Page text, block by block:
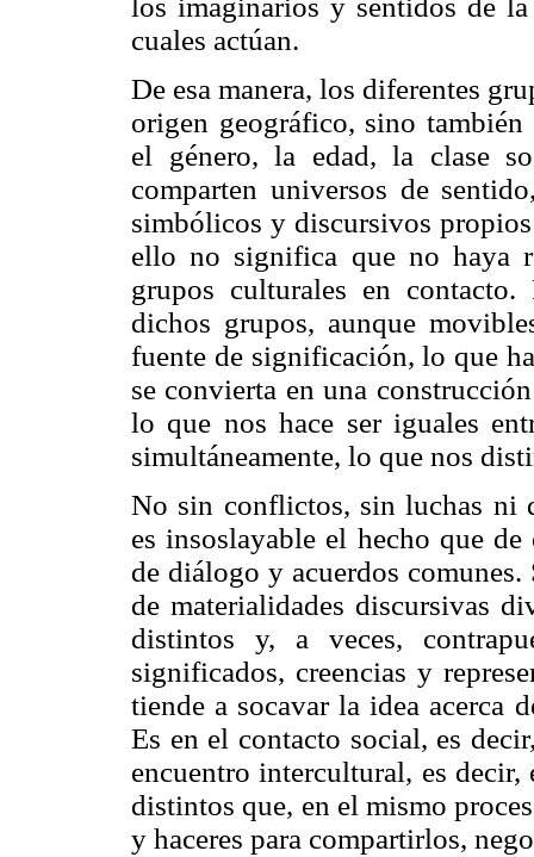
cuales actúan.
De esa manera, los diferentes
origen geográfico, sino
el género, la edad, la clase
comparten universos de
simbólicos y discursivos
ello no significa que no haya
grupos culturales en contacto.
dichos grupos, aunque
fuente de significación, lo que
se convierta en una
lo que nos hace ser iguales
simultáneamente, lo que nos
No sin conflictos, sin luchas ni
es insoslayable el hecho que
de diálogo y acuerdos
de materialidades discursivas
distintos y, a veces,
significados, creencias y
tiende a socavar la idea acerca
Es en el contacto social, es
encuentro intercultural, es
distintos que, en el mismo
y haceres para compartirlos,